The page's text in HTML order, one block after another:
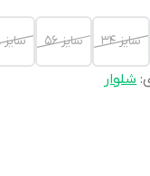
سایز 34 سایز 56 سایز 78
:شلوار